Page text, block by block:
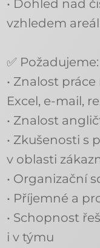
• Dohled nad
vzhledem
✅ Požadujeme:
• Znalost
Excel, e-mail,
• Znalost
• Zkušenosti s
v oblasti
• Organizační
• Příjemné a
• Schopnost
i v týmu